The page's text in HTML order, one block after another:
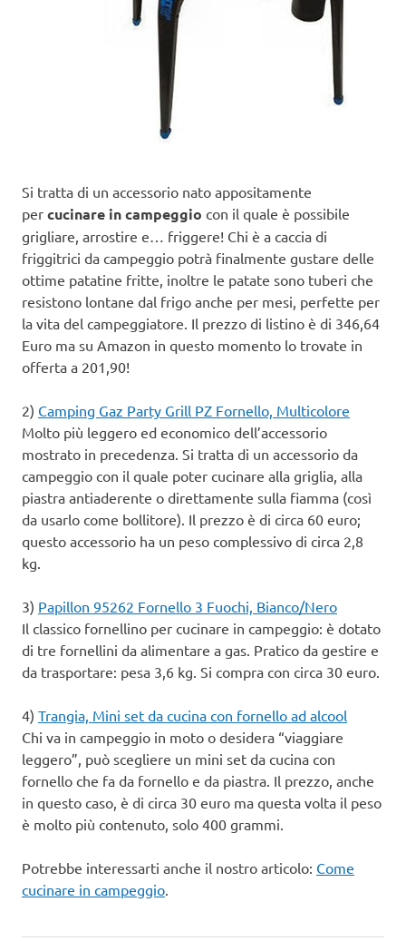
Si tratta di un accessorio nato appositamente
per cucinare in campeggio con il quale è possibile
grigliare, arrostire e… friggere! Chi è a caccia di
friggitrici da campeggio potrà finalmente gustare delle
ottime patatine fritte, inoltre le patate sono tuberi che
resistono lontane dal frigo anche per mesi, perfette per
la vita del campeggiatore. Il prezzo di listino è di 346,64
Euro ma su Amazon in questo momento lo trovate in
offerta a 201,90!
2) Camping Gaz Party Grill PZ Fornello, Multicolore
Molto più leggero ed economico dell’accessorio
mostrato in precedenza. Si tratta di un accessorio da
campeggio con il quale poter cucinare alla griglia, alla
piastra antiaderente o direttamente sulla fiamma (così
da usarlo come bollitore). Il prezzo è di circa 60 euro;
questo accessorio ha un peso complessivo di circa 2,8
kg.
3) Papillon 95262 Fornello 3 Fuochi, Bianco/Nero
Il classico fornellino per cucinare in campeggio: è dotato
di tre fornellini da alimentare a gas. Pratico da gestire e
da trasportare: pesa 3,6 kg. Si compra con circa 30 euro.
4) Trangia, Mini set da cucina con fornello ad alcool
Chi va in campeggio in moto o desidera “viaggiare
leggero”, può scegliere un mini set da cucina con
fornello che fa da fornello e da piastra. Il prezzo, anche
in questo caso, è di circa 30 euro ma questa volta il peso
è molto più contenuto, solo 400 grammi.
Potrebbe interessarti anche il nostro articolo: Come
cucinare in campeggio.